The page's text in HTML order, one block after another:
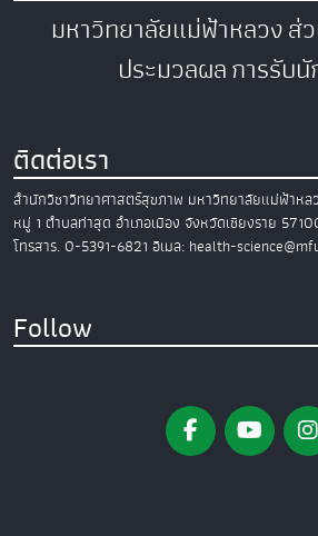
มหาวิทยาลัยแม่ฟ้าหลวงส่
ประมวลผลการรับ
ติดต่อเรา
สำนักวิชาวิทยาศาสตร์สุขภาพ มหาวิทยาลัยแม่ฟ้าหล
หมู่ 1 ตำบลท่าสุด อำเภอเมือง จังหวัดเชียงราย
โทรสาร. 0-5391-6821 อีเมล: health-
Follow